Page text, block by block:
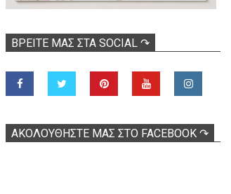
ΒΡΕΊΤΕ ΜΑΣ ΣΤΑ SOCIAL ↷
ΑΚΟΛOΥΘΉΣΤΕ ΜΑΣ ΣΤΟ FACEBOOK ↷